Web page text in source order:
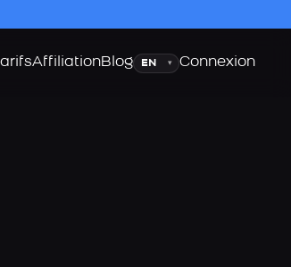
AffiliationBlogLangue
▾ Connexion